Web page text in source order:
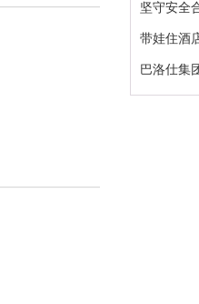
坚守安全
带娃住酒
巴洛仕集